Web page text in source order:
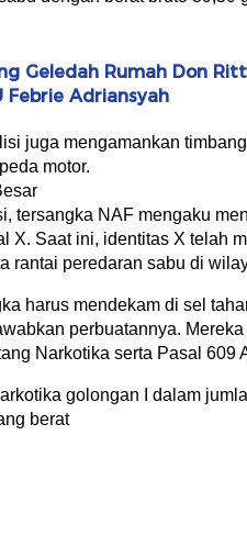
Geledah Rumah Don
Febrie Adriansyah
juga mengamankan
motor.
tersangka NAF mengaku
X. Saat ini, identitas X telah
rantai peredaran sabu di
harus mendekam di sel
perbuatannya.
Narkotika serta Pasal 609
golongan I dalam
berat